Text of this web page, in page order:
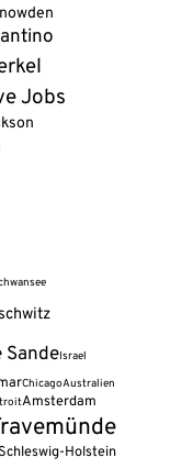
Jobs
SandeIsrael
ChicagoAustralien
Amsterdam
Schleswig-Holstein